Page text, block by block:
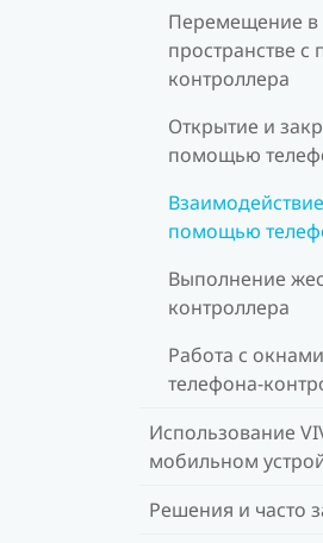
Перемещение в
пространстве
контроллера
Открытие и
помощью
помощью
Выполнение
контроллера
Работа с
телефона-
Использование
мобильном
Решения и часто